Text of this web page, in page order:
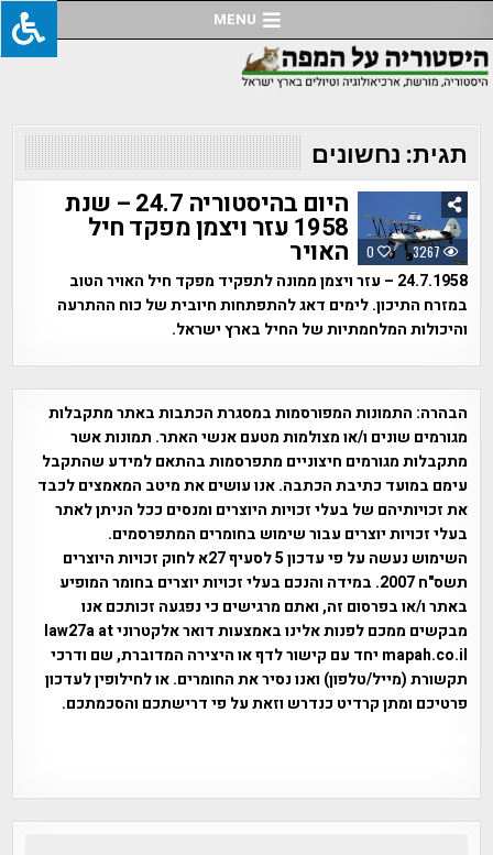
to
content
MENU
תגית: נחשונים
0 3267
היום בהיסטוריה 24.7 – שנת
1958 עזר ויצמן מפקד חיל
האויר
24.7.1958 – עזר ויצמן ממונה לתפקיד מפקד חיל האויר הטוב
במזרח התיכון. לימים דאג להתפתחות חיובית של כוח ההתרעה
והיכולות המלחמתיות של החיל בארץ ישראל.
הבהרה: התמונות המפורסמות במסגרת הכתבות באתר מתקבלות
מגורמים שונים ו/או מצולמות מטעם אנשי האתר. תמונות אשר
מתקבלות מגורמים חיצוניים מתפרסמות בהתאם למידע שהתקבל
עימם במועד כתיבת הכתבה. אנו עושים את מיטב המאמצים לכבד
את זכויותיהם של בעלי זכויות היוצרים ומנסים ככל הניתן לאתר
בעלי זכויות יוצרים עבור שימוש בחומרים המתפרסמים.
השימוש נעשה על פי עדכון 5 לסעיף 27א לחוק זכויות היוצרים
תשס"ח 2007. במידה והנכם בעלי זכויות יוצרים בחומר המופיע
באתר ו/או בפרסום זה, ואתם מרגישים כי נפגעה זכותכם אנו
מבקשים ממכם לפנות אלינו באמצעות דואר אלקטרוני law27a at
mapah.co.il יחד עם קישור לדף או היצירה המדוברת, שם ודרכי
תקשורת (מייל/טלפון) ואנו נסיר את החומרים. או לחילופין לעדכון
פרטיכם ומתן קרדיט כנדרש וזאת על פי דרישתכם והסכמתכם.